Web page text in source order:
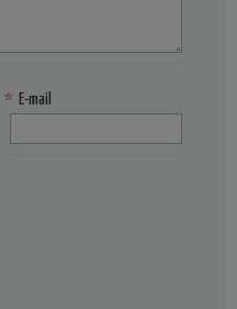
E-mail
*